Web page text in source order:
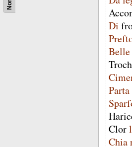
Di
Belle
Parta
Clor
Chia